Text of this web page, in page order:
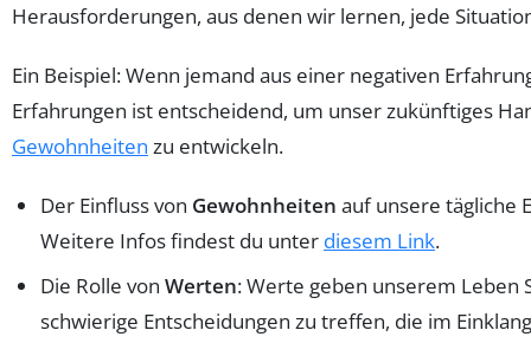
Herausforderungen, aus denen wir lernen, jede
Ein Beispiel: Wenn jemand aus einer negativen
Erfahrungen ist entscheidend, um unser zukünftiges
Gewohnheiten zu entwickeln.
Der Einfluss von Gewohnheiten auf unsere tägliche
Weitere Infos findest du unter diesem Link.
Die Rolle von Werten: Werte geben unserem Leben
schwierige Entscheidungen zu treffen, die im